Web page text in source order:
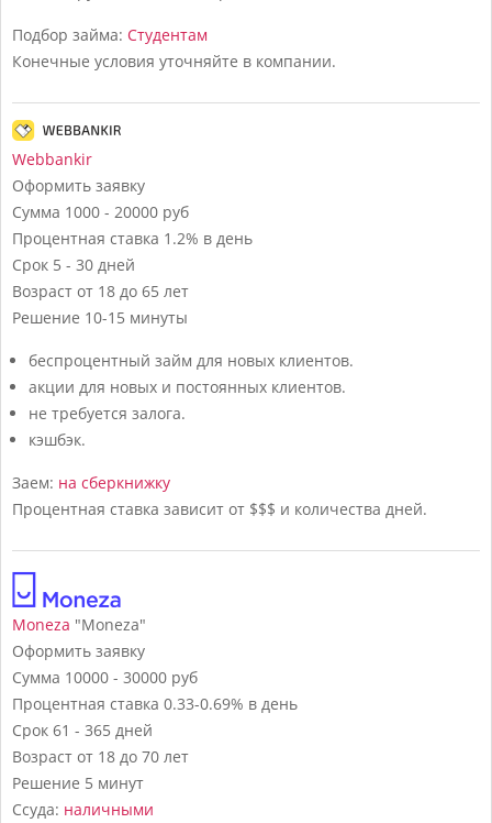
Подбор займа: Студентам
Конечные условия уточняйте в компании.
Webbankir
Оформить заявку
Сумма 1000 - 20000 руб
Процентная ставка 1.2% в день
Срок 5 - 30 дней
Возраст от 18 до 65 лет
Решение 10-15 минуты
беспроцентный займ для новых клиентов.
акции для новых и постоянных клиентов.
не требуется залога.
кэшбэк.
Заем: на сберкнижку
Процентная ставка зависит от $$$ и количества дней.
Moneza "Moneza"
Оформить заявку
Сумма 10000 - 30000 руб
Процентная ставка 0.33-0.69% в день
Срок 61 - 365 дней
Возраст от 18 до 70 лет
Решение 5 минут
Ссуда: наличными